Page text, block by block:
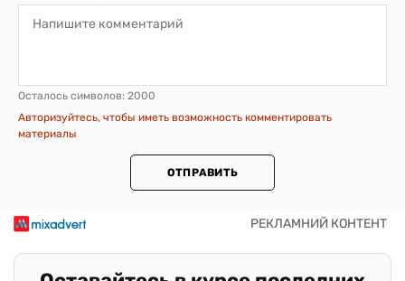
Осталось символов: 2000
Авторизуйтесь, чтобы иметь возможность комментировать
материалы
ОТПРАВИТЬ